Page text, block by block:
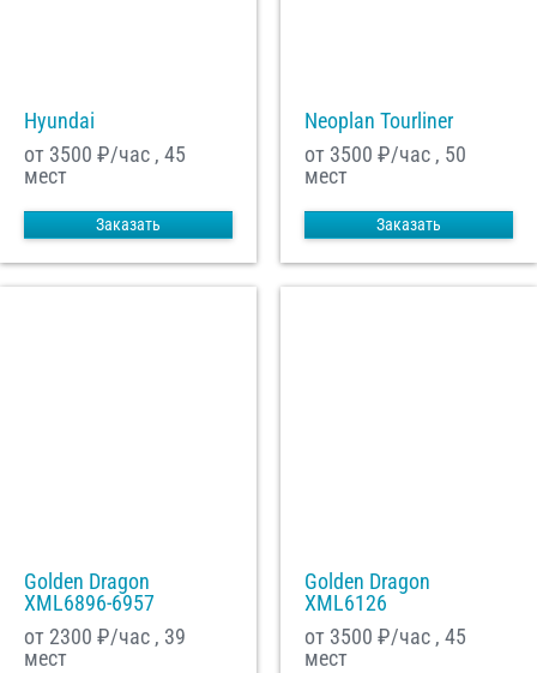
Hyundai
от 3500 ₽/час , 45
мест
Заказать
Neoplan Tourliner
от 3500 ₽/час , 50
мест
Заказать
Golden Dragon
XML6896-6957
от 2300 ₽/час , 39
мест
Golden Dragon
XML6126
от 3500 ₽/час , 45
мест